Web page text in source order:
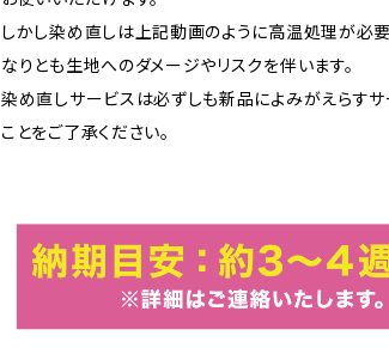
しかし染め直しは上記動画のように高温処理が必
なりとも生地へのダメージやリスクを伴います。
染め直しサービスは必ずしも新品によみがえらす
ことをご了承ください。